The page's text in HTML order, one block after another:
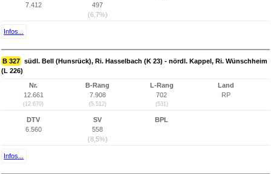
7.412
497
(6,7%)
Infos...
B 327 südl. Bell (Hunsrück), Ri. Hasselbach (K 23) - nördl. Kappel, Ri. Wünschheim
(L 226)
Nr.
12.661
(12.670)
B-Rang
7.908
(5.512)
L-Rang
702
(531)
Land
RP
DTV
6.560
SV
558
(8,5%)
BPL
Infos...